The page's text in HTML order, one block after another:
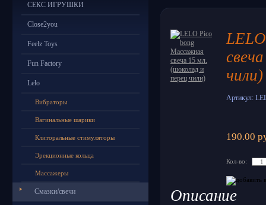
СЕКС ИГРУШКИ
Close2you
Feelz Toys
Fun Factory
Lelo
Вибраторы
Вагинальные шарики
Клиторальные стимуляторы
Эрекционные кольца
Массажеры
Смазки/свечи
чили)
Артикул:
190.00
Кол-во:
Описание